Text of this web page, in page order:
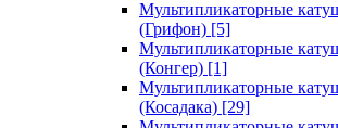
Мультипликаторные
(Грифон) [5]
Мультипликаторные
(Конгер) [1]
Мультипликаторные
(Косадака) [29]